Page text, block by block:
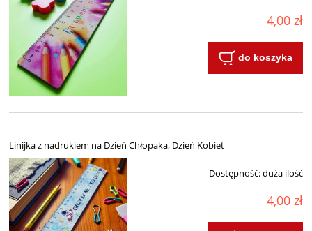
4,00 zł
do koszyka
Linijka z nadrukiem na Dzień Chłopaka, Dzień Kobiet
Dostępność:duża ilość
4,00 zł